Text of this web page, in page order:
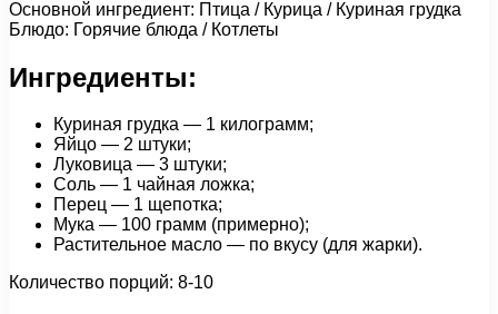
Основной ингредиент: Птица / Курица / Куриная грудка
Блюдо: Горячие блюда / Котлеты
Ингредиенты:
Куриная грудка — 1 килограмм;
Яйцо — 2 штуки;
Луковица — 3 штуки;
Соль — 1 чайная ложка;
Перец — 1 щепотка;
Мука — 100 грамм (примерно);
Растительное масло — по вкусу (для жарки).
Количество порций: 8-10